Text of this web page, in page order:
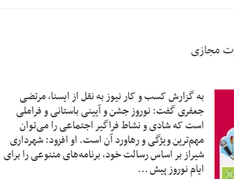
به گزارش کسب و کار نیوز به نقل از ایسنا, مرتضی
جعفری گفت: نوروز جشن و آیینی باستانی و فراملی
است که شادی و نشاط فراگیر اجتماعی را می‌توان
مهم‌ترین ویژگی و رهاورد آن است. او افزود: شهرداری
شیراز بر اساس رسالت خود، برنامه‌های متنوعی را برای
ایام نوروز پیش …